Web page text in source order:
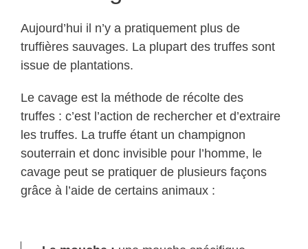
truffières sauvages. La plupart des truffes sont
issue de plantations.
truffes : c’est l’action de rechercher et d’extraire
les truffes. La truffe étant un champignon
souterrain et donc invisible pour l’homme, le
cavage peut se pratiquer de plusieurs façons
grâce à l’aide de certains animaux :